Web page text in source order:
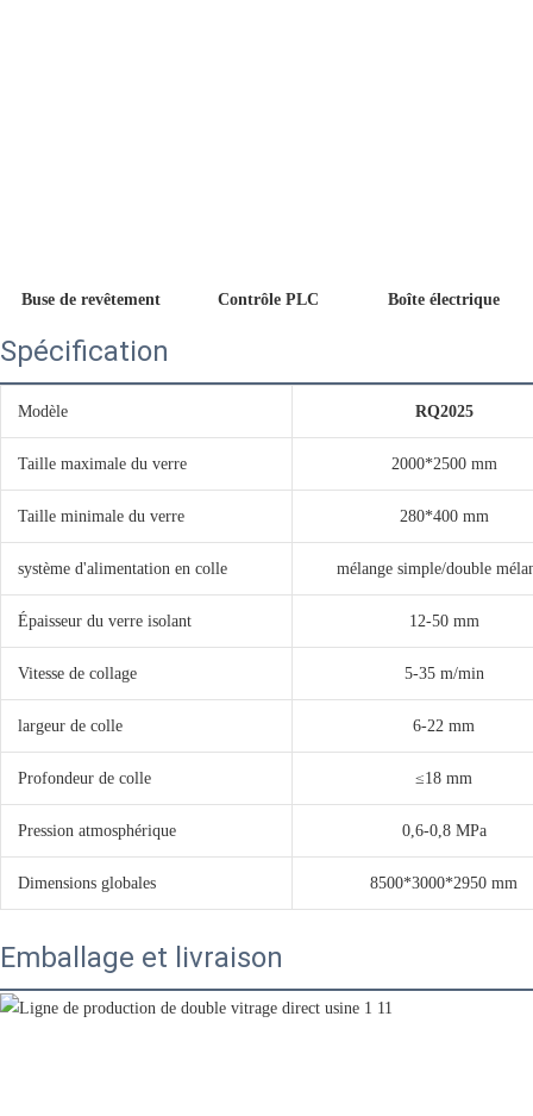
Buse de revêtement Contrôle PLC Boîte électrique
Spécification
Modèle RQ2025
Taille maximale du verre 2000*2500 mm
Taille minimale du verre 280*400 mm
système d'alimentation en colle mélange simple/double
Épaisseur du verre isolant 12-50 mm
Vitesse de collage 5-35 m/min
largeur de colle 6-22 mm
Profondeur de colle ≤18 mm
Pression atmosphérique 0,6-0,8 MPa
Dimensions globales 8500*3000*2950 mm
Emballage et livraison